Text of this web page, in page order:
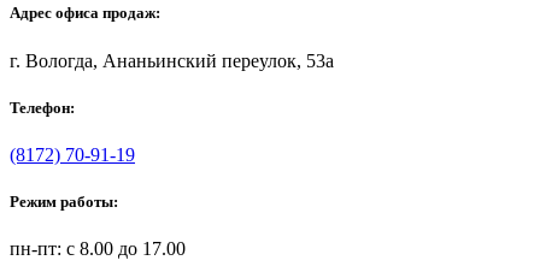
Адрес офиса продаж:
г. Вологда, Ананьинский переулок, 53a
Телефон:
(8172) 70-91-19
Режим работы:
пн-пт: с 8.00 до 17.00